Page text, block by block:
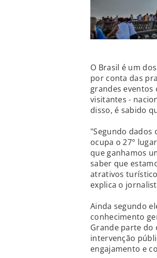
O Brasil é um
por conta das
grandes eventos
visitantes -
disso, é sabido
"Segundo dados
ocupa o 27°
que ganhamos
saber que
atrativos
explica o
Ainda segundo
conhecimento
Grande parte do
intervenção
engajamento e